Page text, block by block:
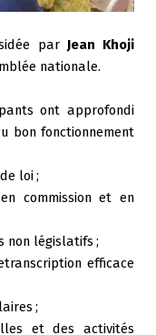
par Jean Khoji
nationale.
ont approfondi
bon fonctionnement
loi;
commission et en
non législatifs ;
efficace
;
et des activités